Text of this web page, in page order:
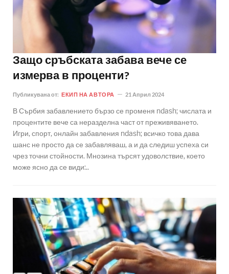
Защо сръбската забава вече се
измерва в проценти?
Публикувана от: ЕКИП НА АВТОРА 21 Април 2024
В Сърбия забавлението бързо се променя ndash; числата и
процентите вече са неразделна част от преживяването.
Игри, спорт, онлайн забавления ndash; всичко това дава
шанс не просто да се забавляваш, а и да следиш успеха си
чрез точни стойности. Мнозина търсят удоволствие, което
може ясно да се види:..